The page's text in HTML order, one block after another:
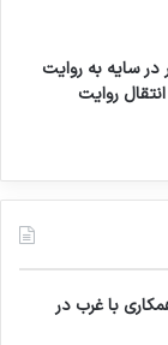
در سایه به روایت
انتقال روایت
با غرب در